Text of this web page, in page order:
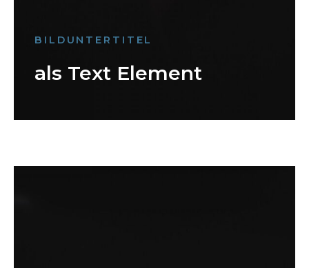
BILDUNTERTITEL
als Text Element